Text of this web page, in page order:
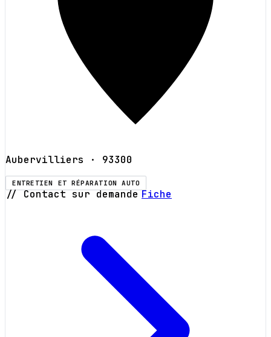
Aubervilliers · 93300
ENTRETIEN ET RÉPARATION AUTO
// Contact sur demande Fiche